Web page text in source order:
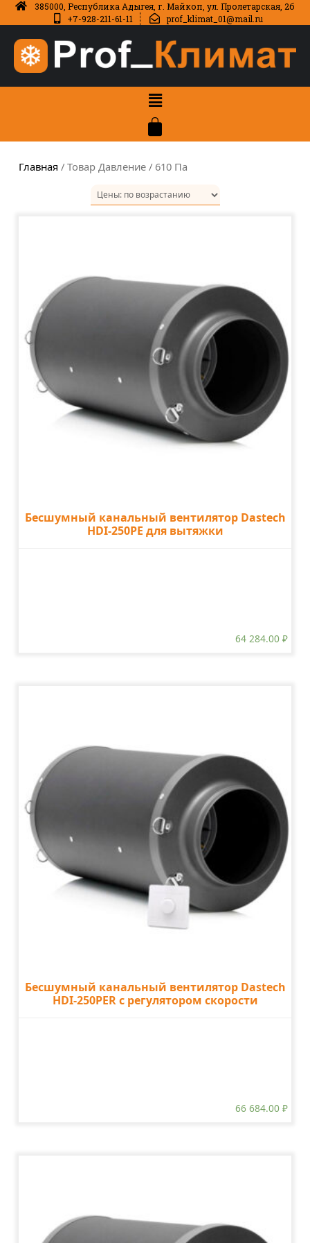
385000, Республика Адыгея, г. Майкоп, ул. Пролетарская, 2б
+7-928-211-61-11
prof_klimat_01@mail.ru
Главная / Товар Давление / 610 Па
Бесшумный канальный вентилятор Dastech
HDI-250PE для вытяжки
64 284.00 ₽
Бесшумный канальный вентилятор Dastech
HDI-250PER с регулятором скорости
66 684.00 ₽